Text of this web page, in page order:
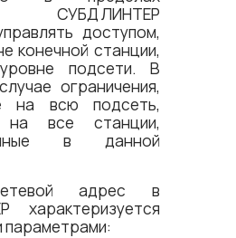
СУБД ЛИНТЕР
доступом,
конечной станции,
подсети. В
ограничения,
на всю подсеть,
все станции,
в данной
адрес в
характеризуется